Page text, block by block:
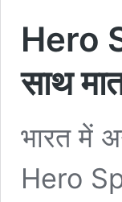
Hero
साथ
भारत में
Hero